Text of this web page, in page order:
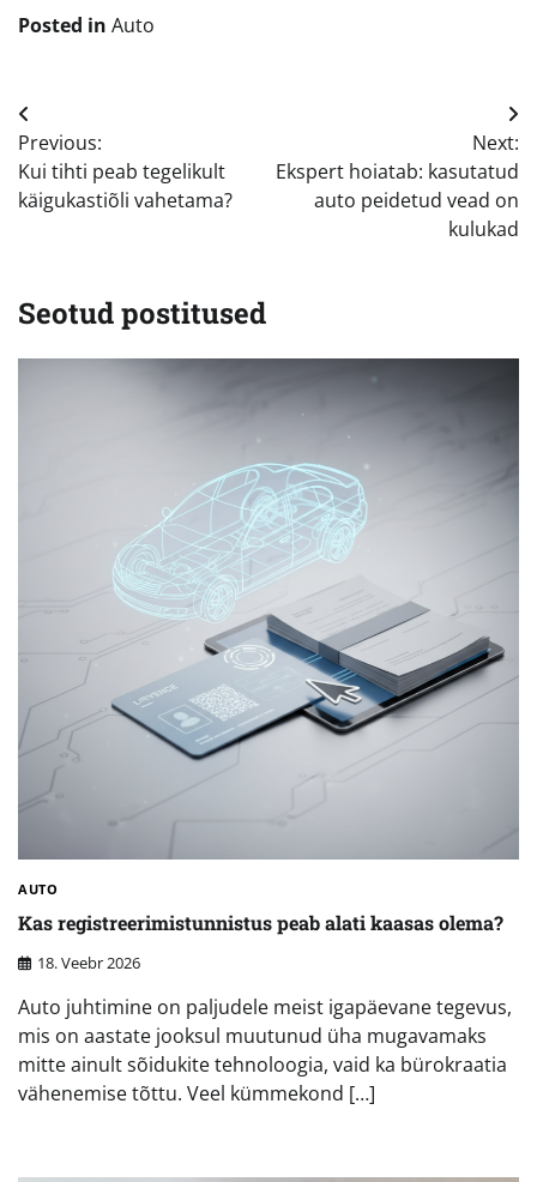
Posted in Auto
Navigeerimine
Previous:
Kui tihti peab tegelikult
käigukastiõli vahetama?
Next:
Ekspert hoiatab: kasutatud
auto peidetud vead on
kulukad
Seotud postitused
AUTO
Kas registreerimistunnistus peab alati kaasas olema?
18. Veebr 2026
Auto juhtimine on paljudele meist igapäevane tegevus,
mis on aastate jooksul muutunud üha mugavamaks
mitte ainult sõidukite tehnoloogia, vaid ka bürokraatia
vähenemise tõttu. Veel kümmekond […]